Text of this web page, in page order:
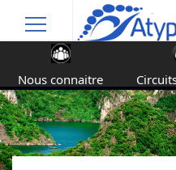
Nous connaitre